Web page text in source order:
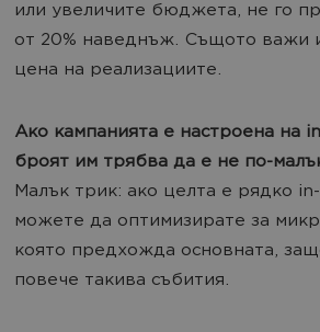
или увеличите бюджета, не го
от 20% наведнъж. Същото важи
цена на реализациите.
Ако кампанията е настроена на
броят им трябва да е не по-
Малък трик: ако целта е рядко
можете да оптимизирате за
която предхожда основната,
повече такива събития.